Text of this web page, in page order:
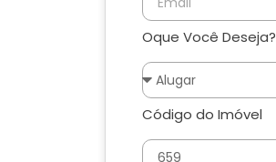
Oque Você Deseja?
Código do Imóvel